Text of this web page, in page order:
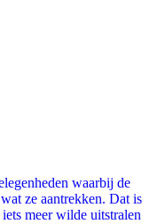
waarbij de
ze aantrekken. Dat is
meer wilde uitstralen